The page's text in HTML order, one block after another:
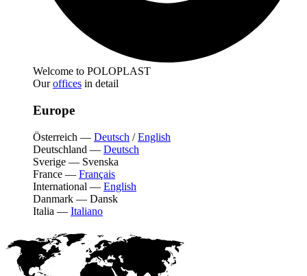
Welcome to POLOPLAST
Ouroffices in detail
Europe
Österreich — Deutsch /English
Deutschland — Deutsch
Sverige — Svenska
France — Français
International — English
Danmark — Dansk
Italia — Italiano